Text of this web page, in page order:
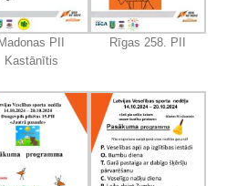
PII
Kastānītis
Rīgas 258. PII